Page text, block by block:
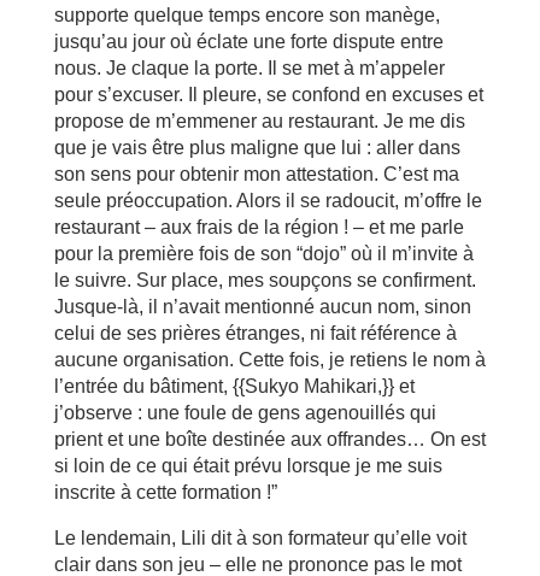
supporte quelque temps encore son manège,
jusqu’au jour où éclate une forte dispute entre
nous. Je claque la porte. Il se met à m’appeler
pour s’excuser. Il pleure, se confond en excuses et
propose de m’emmener au restaurant. Je me dis
que je vais être plus maligne que lui : aller dans
son sens pour obtenir mon attestation. C’est ma
seule préoccupation. Alors il se radoucit, m’offre le
restaurant – aux frais de la région ! – et me parle
pour la première fois de son “dojo” où il m’invite à
le suivre. Sur place, mes soupçons se confirment.
Jusque-là, il n’avait mentionné aucun nom, sinon
celui de ses prières étranges, ni fait référence à
aucune organisation. Cette fois, je retiens le nom à
l’entrée du bâtiment, {{Sukyo Mahikari,}} et
j’observe : une foule de gens agenouillés qui
prient et une boîte destinée aux offrandes… On est
si loin de ce qui était prévu lorsque je me suis
inscrite à cette formation !”
Le lendemain, Lili dit à son formateur qu’elle voit
clair dans son jeu – elle ne prononce pas le mot